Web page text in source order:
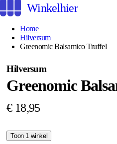
Winkelhier
Home
Hilversum
Greenomic Balsamico Truffel
Hilversum
Greenomic
€ 18,95
Toon 1 winkel